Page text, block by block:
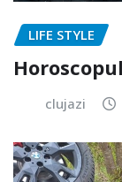
LIFE STYLE
clujazi